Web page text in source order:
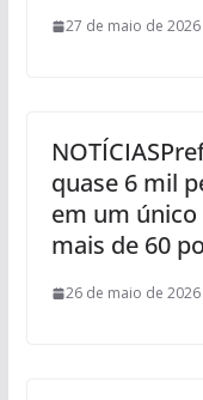
27 de maio de 2026
quase 6 mil
em um
mais de 60
26 de maio de 2026